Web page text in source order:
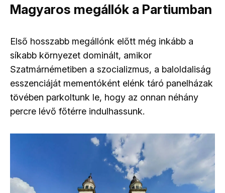
Magyaros megállók a Partiumban
Első hosszabb megállónk előtt még inkább a
síkabb környezet dominált, amikor
Szatmárnémetiben a szocializmus, a baloldaliság
esszenciáját mementóként elénk táró panelházak
tövében parkoltunk le, hogy az onnan néhány
percre lévő főtérre indulhassunk.